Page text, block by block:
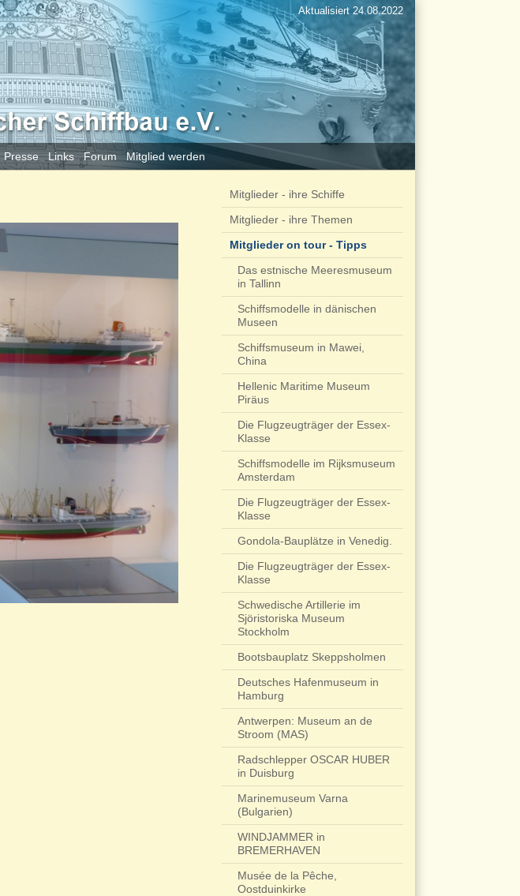
Presse Links Forum Mitglied werden
Aktualisiert 24.08.2022
Mitglieder - ihre Schiffe
Mitglieder - ihre Themen
Mitglieder on tour - Tipps
Das estnische Meeresmuseum
in Tallinn
Schiffsmodelle in dänischen
Museen
Schiffsmuseum in Mawei,
China
Hellenic Maritime Museum
Piräus
Die Flugzeugträger der Essex-
Klasse
Schiffsmodelle im Rijksmuseum
Amsterdam
Die Flugzeugträger der Essex-
Klasse
Gondola-Bauplätze in Venedig.
Die Flugzeugträger der Essex-
Klasse
Schwedische Artillerie im
Sjöristoriska Museum
Stockholm
Bootsbauplatz Skeppsholmen
Deutsches Hafenmuseum in
Hamburg
Antwerpen: Museum an de
Stroom (MAS)
Radschlepper OSCAR HUBER
in Duisburg
Marinemuseum Varna
(Bulgarien)
WINDJAMMER in
BREMERHAVEN
Musée de la Pêche,
Oostduinkirke